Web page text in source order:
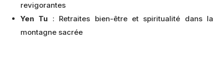
revigorantes
Yen Tu : Retraites bien-être et spiritualité dans la
montagne sacrée